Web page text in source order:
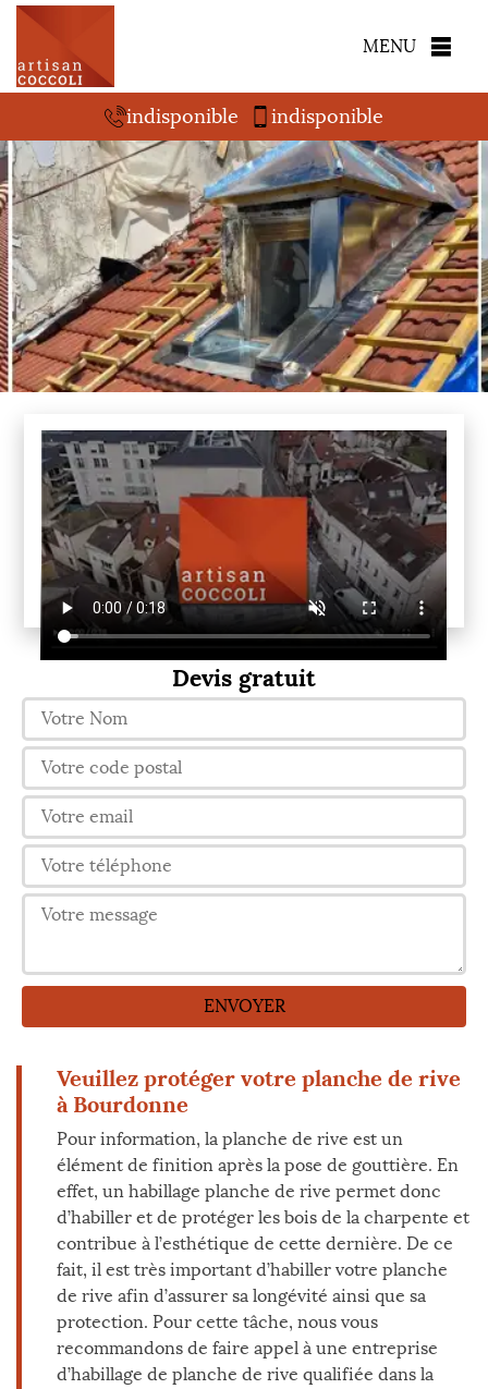
MENU
indisponible indisponible
Devis gratuit
Veuillez protéger votre planche de rive
à Bourdonne
Pour information, la planche de rive est un
élément de finition après la pose de gouttière. En
effet, un habillage planche de rive permet donc
d’habiller et de protéger les bois de la charpente et
contribue à l’esthétique de cette dernière. De ce
fait, il est très important d’habiller votre planche
de rive afin d’assurer sa longévité ainsi que sa
protection. Pour cette tâche, nous vous
recommandons de faire appel à une entreprise
d’habillage de planche de rive qualifiée dans la